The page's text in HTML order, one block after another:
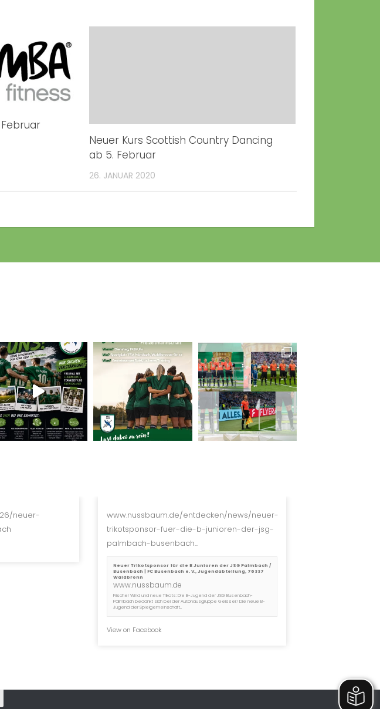
Februar
Neuer Kurs Scottish Country Dancing
ab 5. Februar
26. JANUAR 2020
neuer-
www.nussbaum.de/entdecken/news/neuer-
trikotsponsor-fuer-die-b-junioren-der-jsg-
palmbach-busenbach...
Neuer Trikotsponsor für die B Junioren der JSG Palmbach /
Busenbach | FC Busenbach e. V., Jugendabteilung, 76337
Waldbronn
www.nussbaum.de
Frischer Wind und neue Trikots: Die B-Jugend der JSG Busenbach-
Palmbach bedankt sich bei der Autohausgruppe Geisser! Die neue B-
Jugend der Spielgemeinschaft...
View on Facebook